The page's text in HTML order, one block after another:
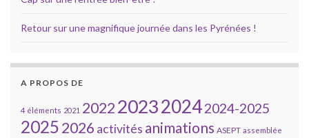
Retour sur une magnifique journée dans les Pyrénées !
A PROPOS DE
4 éléments 2021 2022202320242024-2025
20252026 activités animations ASEPT assemblée